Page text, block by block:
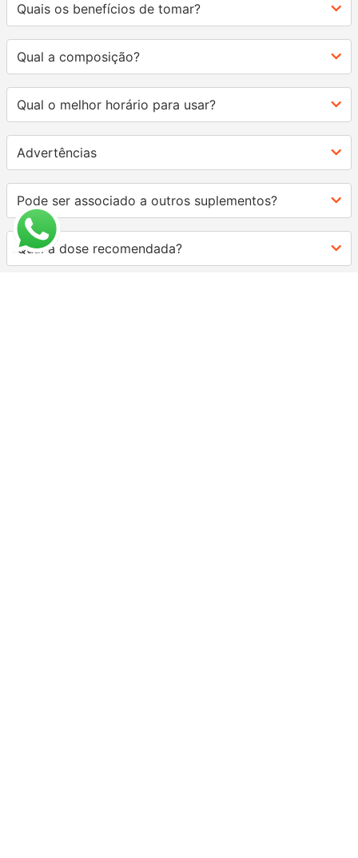
Quais os benefícios de tomar?
Qual a composição?
Qual o melhor horário para usar?
Advertências
Pode ser associado a outros suplementos?
Qual a dose recomendada?